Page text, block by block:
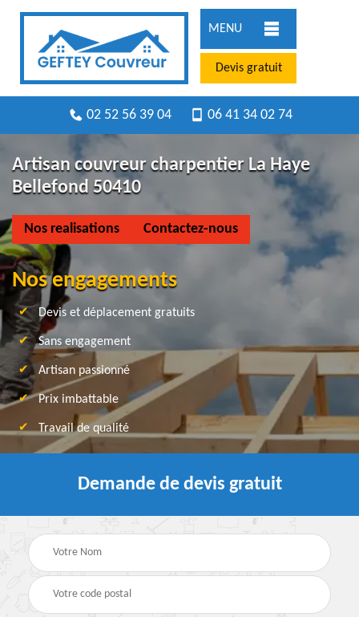
MENU
Devis gratuit
02 52 56 39 04 06 41 34 02 74
Artisan couvreur charpentier La Haye
Bellefond 50410
Nos realisations Contactez-nous
Nos engagements
Devis et déplacement gratuits
Sans engagement
Artisan passionné
Prix imbattable
Travail de qualité
Demande de devis gratuit